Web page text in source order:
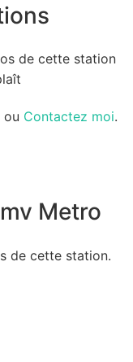
de cette station
ou Contactez moi.
Metro
de cette station.